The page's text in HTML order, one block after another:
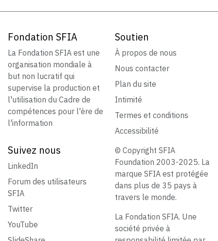
Fondation SFIA
La Fondation SFIA est une
organisation mondiale à
but non lucratif qui
supervise la production et
l'utilisation du Cadre de
compétences pour l'ère de
l'information
Soutien
À propos de nous
Nous contacter
Plan du site
Intimité
Termes et conditions
Accessibilité
Suivez nous
LinkedIn
Forum des utilisateurs
SFIA
Twitter
YouTube
© Copyright SFIA
Foundation 2003-2025. La
marque SFIA est protégée
dans plus de 35 pays à
travers le monde.
La Fondation SFIA. Une
société privée à